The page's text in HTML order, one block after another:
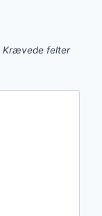
Krævede felter